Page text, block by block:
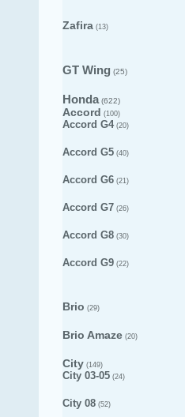
Zafira (13)
GT Wing (25)
Honda (622)
Accord (100)
Accord G4(20)
Accord G5 (40)
Accord G6 (21)
Accord G7 (26)
Accord G8 (30)
Accord G9 (22)
Brio (29)
Brio Amaze (20)
City (149)
City 03-05 (24)
City 08 (52)